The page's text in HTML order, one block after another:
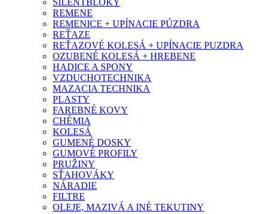
SILENTBLOKY
REMENE
REMENICE + UPÍNACIE PÚZDRA
REŤAZE
REŤAZOVÉ KOLESÁ + UPÍNACIE PUZDRA
OZUBENÉ KOLESÁ + HREBENE
HADICE A SPONY
VZDUCHOTECHNIKA
MAZACIA TECHNIKA
PLASTY
FAREBNÉ KOVY
CHÉMIA
KOLESÁ
GUMENÉ DOSKY
GUMOVÉ PROFILY
PRUŽINY
SŤAHOVÁKY
NÁRADIE
FILTRE
OLEJE, MAZIVÁ A INÉ TEKUTINY